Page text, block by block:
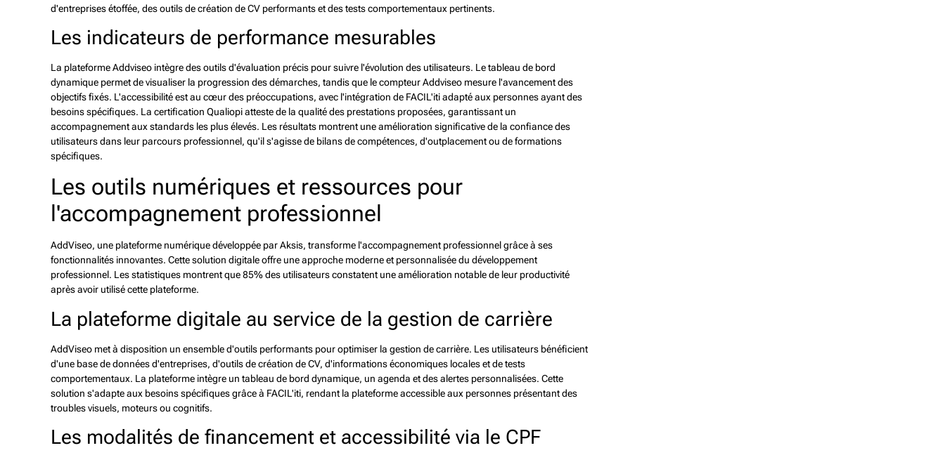
d'entreprises étoffée, des outils de création de CV performants et des tests comportementaux pertinents.
Les indicateurs de performance mesurables
La plateforme Addviseo intègre des outils d'évaluation précis pour suivre l'évolution des utilisateurs. Le tableau de bord
dynamique permet de visualiser la progression des démarches, tandis que le compteur Addviseo mesure l'avancement des
objectifs fixés. L'accessibilité est au cœur des préoccupations, avec l'intégration de FACIL'iti adapté aux personnes ayant des
besoins spécifiques. La certification Qualiopi atteste de la qualité des prestations proposées, garantissant un
accompagnement aux standards les plus élevés. Les résultats montrent une amélioration significative de la confiance des
utilisateurs dans leur parcours professionnel, qu'il s'agisse de bilans de compétences, d'outplacement ou de formations
spécifiques.
Les outils numériques et ressources pour
l'accompagnement professionnel
AddViseo, une plateforme numérique développée par Aksis, transforme l'accompagnement professionnel grâce à ses
fonctionnalités innovantes. Cette solution digitale offre une approche moderne et personnalisée du développement
professionnel. Les statistiques montrent que 85% des utilisateurs constatent une amélioration notable de leur productivité
après avoir utilisé cette plateforme.
La plateforme digitale au service de la gestion de carrière
AddViseo met à disposition un ensemble d'outils performants pour optimiser la gestion de carrière. Les utilisateurs bénéficient
d'une base de données d'entreprises, d'outils de création de CV, d'informations économiques locales et de tests
comportementaux. La plateforme intègre un tableau de bord dynamique, un agenda et des alertes personnalisées. Cette
solution s'adapte aux besoins spécifiques grâce à FACIL'iti, rendant la plateforme accessible aux personnes présentant des
troubles visuels, moteurs ou cognitifs.
Les modalités de financement et accessibilité via le CPF